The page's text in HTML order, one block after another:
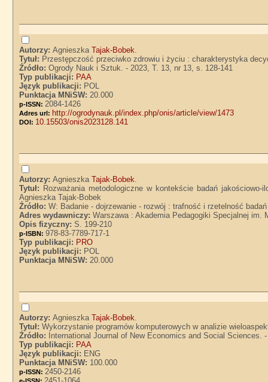
Autorzy:AgnieszkaTajak-Bobek.
Tytuł: Przestępczość przeciwko zdrowiu i życiu : charakterystyka
Źródło:Ogrody Nauk i Sztuk. - 2023, T. 13, nr 13, s. 128-141
Typ publikacji: PAA
Język publikacji: POL
Punktacja MNiSW:20.000
p-ISSN: 2084-1426
Adres url: http://ogrodynauk.pl/index.php/onis/article/view/1473
DOI: 10.15503/onis2023128.141
Autorzy:AgnieszkaTajak-Bobek.
Tytuł: Rozważania metodologiczne w kontekście badań
Agnieszka Tajak-Bobek
Źródło:W: Badanie - dojrzewanie - rozwój : trafność i rzetelność
Adres wydawniczy:Warszawa : Akademia Pedagogiki Specjalnej
Opis fizyczny:S. 199-210
p-ISBN:978-83-7789-717-1
Typ publikacji: PRO
Język publikacji: POL
Punktacja MNiSW:20.000
Autorzy:AgnieszkaTajak-Bobek.
Tytuł:Wykorzystanie programów komputerowych w analizie
Źródło:
International Journal of New Economics and Social
Typ publikacji: PAA
Język publikacji: ENG
Punktacja MNiSW: 100.000
p-ISSN: 2450-2146